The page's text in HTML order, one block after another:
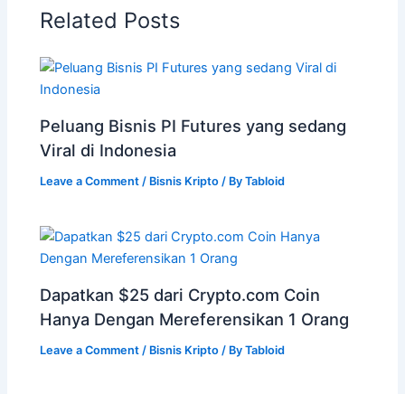
Related Posts
Peluang Bisnis PI Futures yang sedang
Viral di Indonesia
Leave a Comment / Bisnis Kripto / ByTabloid
Dapatkan $25 dari Crypto.com Coin
Hanya Dengan Mereferensikan 1 Orang
Leave a Comment / Bisnis Kripto / ByTabloid